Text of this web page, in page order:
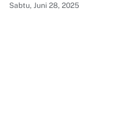
Sabtu, Juni 28, 2025